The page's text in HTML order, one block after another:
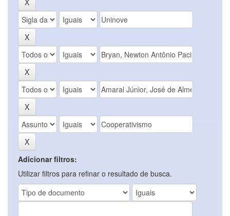
Adicionar filtros:
Utilizar filtros para refinar o resultado de busca.